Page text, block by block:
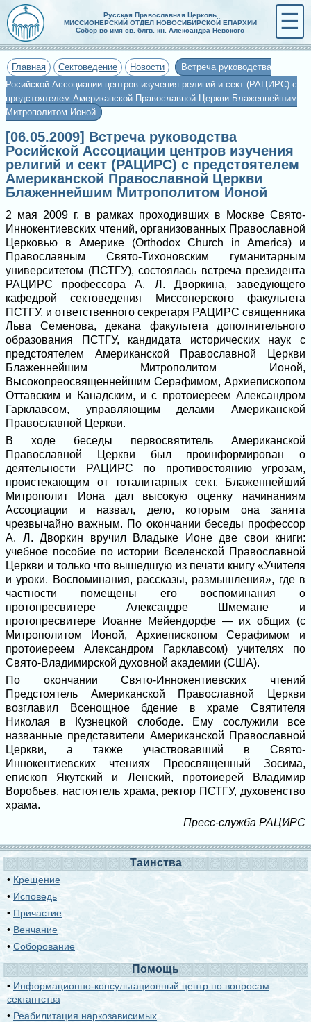
Русская Православная Церковь
МИССИОНЕРСКИЙ ОТДЕЛ НОВОСИБИРСКОЙ ЕПАРХИИ
Собор во имя св. блгв. кн. Александра Невского
☰
Главная Сектоведение Новости
Встреча руководства
Росийской Ассоциации центров изучения религий и сект (РАЦИРС) с
предстоятелем Американской Православной Церкви Блаженнейшим
Митрополитом Ионой
[06.05.2009] Встреча руководства
Росийской Ассоциации центров изучения
религий и сект (РАЦИРС) с предстоятелем
Американской Православной Церкви
Блаженнейшим Митрополитом Ионой
2 мая 2009 г. в рамках проходивших в Москве Свято-
Иннокентиевских чтений, организованных Православной
Церковью в Америке (Orthodox Church in America) и
Православным Свято-Тихоновским гуманитарным
университетом (ПСТГУ), состоялась встреча президента
РАЦИРС профессора А. Л. Дворкина, заведующего
кафедрой сектоведения Миссонерского факультета
ПСТГУ, и ответственного секретаря РАЦИРС священника
Льва Семенова, декана факультета дополнительного
образования ПСТГУ, кандидата исторических наук с
предстоятелем Американской Православной Церкви
Блаженнейшим Митрополитом Ионой,
Высокопреосвященнейшим Серафимом, Архиепископом
Оттавским и Канадским, и с протоиереем Александром
Гарклавсом, управляющим делами Американской
Православной Церкви.
В ходе беседы первосвятитель Американской
Православной Церкви был проинформирован о
деятельности РАЦИРС по противостоянию угрозам,
проистекающим от тоталитарных сект. Блаженнейший
Митрополит Иона дал высокую оценку начинаниям
Ассоциации и назвал, дело, которым она занята
чрезвычайно важным. По окончании беседы профессор
А. Л. Дворкин вручил Владыке Ионе две свои книги:
учебное пособие по истории Вселенской Православной
Церкви и только что вышедшую из печати книгу «Учителя
и уроки. Воспоминания, рассказы, размышления», где в
частности помещены его воспоминания о
протопресвитере Александре Шмемане и
протопресвитере Иоанне Мейендорфе — их общих (с
Митрополитом Ионой, Архиепископом Серафимом и
протоиереем Александром Гарклавсом) учителях по
Свято-Владимирской духовной академии (США).
По окончании Свято-Иннокентиевских чтений
Предстоятель Американской Православной Церкви
возглавил Всенощное бдение в храме Святителя
Николая в Кузнецкой слободе. Ему сослужили все
названные представители Американской Православной
Церкви, а также участвовавший в Свято-
Иннокентиевских чтениях Преосвященный Зосима,
епископ Якутский и Ленский, протоиерей Владимир
Воробьев, настоятель храма, ректор ПСТГУ, духовенство
храма.
Пресс-служба РАЦИРС
Таинства
• Крещение
• Исповедь
• Причастие
• Венчание
•Соборование
Помощь
• Информационно-консультационный центр по вопросам
сектантства
• Реабилитация наркозависимых